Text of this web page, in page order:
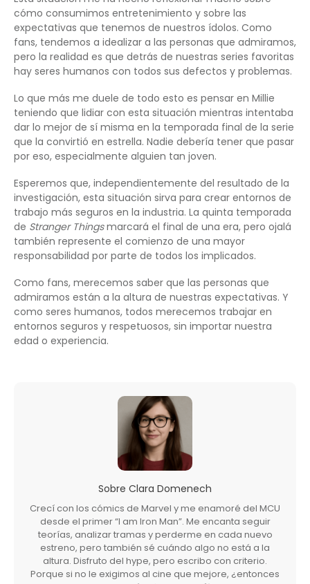
cómo consumimos entretenimiento y sobre las
expectativas que tenemos de nuestros ídolos. Como
fans, tendemos a idealizar a las personas que admiramos,
pero la realidad es que detrás de nuestras series favoritas
hay seres humanos con todos sus defectos y problemas.
Lo que más me duele de todo esto es pensar en Millie
teniendo que lidiar con esta situación mientras intentaba
dar lo mejor de sí misma en la temporada final de la serie
que la convirtió en estrella. Nadie debería tener que pasar
por eso, especialmente alguien tan joven.
Esperemos que, independientemente del resultado de la
investigación, esta situación sirva para crear entornos de
trabajo más seguros en la industria. La quinta temporada
de Stranger Thingsmarcará el final de una era, pero ojalá
también represente el comienzo de una mayor
responsabilidad por parte de todos los implicados.
Como fans, merecemos saber que las personas que
admiramos están a la altura de nuestras expectativas. Y
como seres humanos, todos merecemos trabajar en
entornos seguros y respetuosos, sin importar nuestra
edad o experiencia.
Sobre Clara Domenech
Crecí con los cómics de Marvel y me enamoré del MCU
desde el primer “I am Iron Man”. Me encanta seguir
teorías, analizar tramas y perderme en cada nuevo
estreno, pero también sé cuándo algo no está a la
altura. Disfruto del hype, pero escribo con criterio.
Porque si no le exigimos al cine que mejore, ¿entonces